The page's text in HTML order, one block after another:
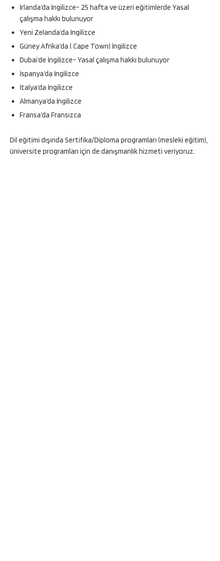
İrlanda’da İngilizce- 25 hafta ve üzeri eğitimlerde Yasal
çalışma hakkı bulunuyor
Yeni Zelanda’da İngilizce
Güney Afrika’da ( Cape Town) İngilizce
Dubai’de İngilizce- Yasal çalışma hakkı bulunuyor
İspanya’da İngilizce
İtalya’da İngilizce
Almanya’da İngilizce
Fransa’da Fransızca
Dil eğitimi dışında Sertifika/Diploma programları (mesleki eğitim),
üniversite programları için de danışmanlık hizmeti veriyoruz.